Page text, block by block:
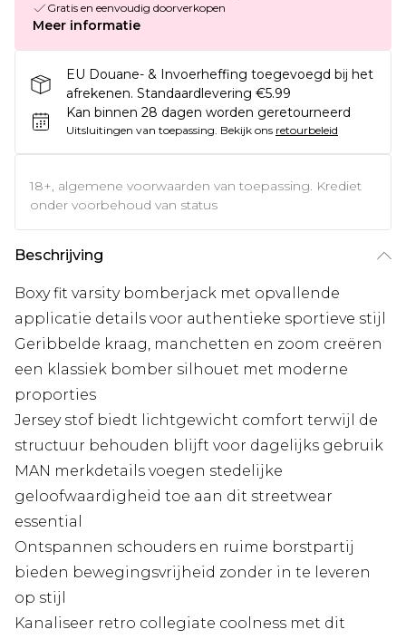
Gratis en eenvoudig doorverkopen
Meer informatie
EU Douane- & Invoerheffing toegevoegd bij het
afrekenen. Standaardlevering €5.99
Kan binnen 28 dagen worden geretourneerd
Uitsluitingen van toepassing. Bekijk ons retourbeleid
18+, algemene voorwaarden van toepassing. Krediet
onder voorbehoud van status
Beschrijving
Boxy fit varsity bomberjack met opvallende
applicatie details voor authentieke sportieve stijl
Geribbelde kraag, manchetten en zoom creëren
een klassiek bomber silhouet met moderne
proporties
Jersey stof biedt lichtgewicht comfort terwijl de
structuur behouden blijft voor dagelijks gebruik
MAN merkdetails voegen stedelijke
geloofwaardigheid toe aan dit streetwear
essential
Ontspannen schouders en ruime borstpartij
bieden bewegingsvrijheid zonder in te leveren
op stijl
Kanaliseer retro collegiate coolness met dit